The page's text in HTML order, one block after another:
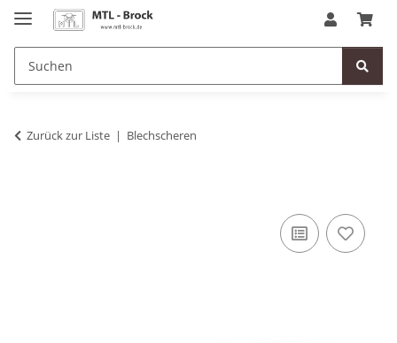
Zurück zur Liste Blechscheren